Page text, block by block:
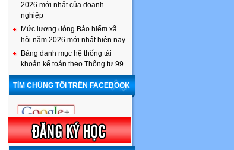
2026 mới nhất của doanh
nghiệp
Mức lương đóng Bảo hiểm xã
hội năm 2026 mới nhất hiện nay
Bảng danh mục hệ thống tài
khoản kế toán theo Thông tư 99
TÌM CHÚNG TÔI TRÊN FACEBOOK